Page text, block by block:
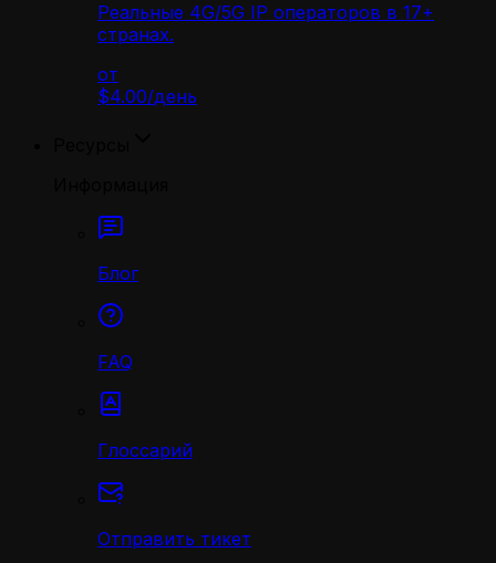
Реальные 4G/5G IP операторов в 17+
странах.
от
$4.00/день
Блог
FAQ
Глоссарий
Отправить тикет